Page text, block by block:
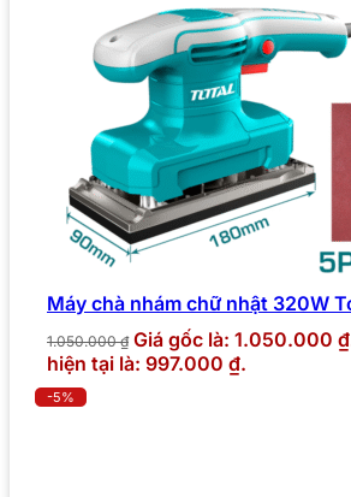
Máy chà nhám chữ nhật 320W
1.050.000₫ Giá gốc là: 1.050.000
hiện tại là: 997.000 ₫.
-5%